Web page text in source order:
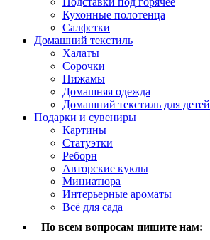
Кухонные полотенца
Салфетки
Домашний текстиль
Халаты
Сорочки
Пижамы
Домашняя одежда
Домашний текстиль для детей
Подарки и сувениры
Картины
Статуэтки
Реборн
Авторские куклы
Миниатюра
Интерьерные ароматы
Всё для сада
По всем вопросам пишите нам: